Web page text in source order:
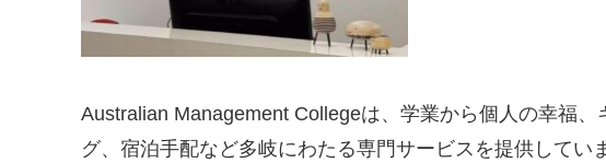
Australian Management Collegeは、学業から個人の幸福
グ、宿泊手配など多岐にわたる専門サービスを提供してい